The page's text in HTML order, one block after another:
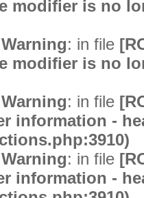
modifier is no
: in file
modifier is no
: in file
information -
: in file
information -